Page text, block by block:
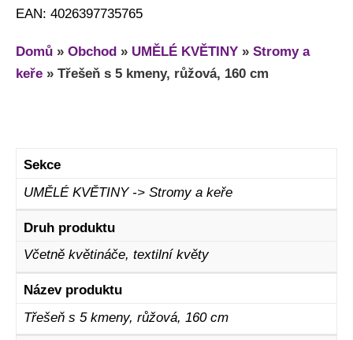
EAN: 4026397735765
Domů » Obchod » UMĚLÉ KVĚTINY » Stromy a
keře » Třešeň s 5 kmeny, růžová, 160 cm
Sekce
UMĚLÉ KVĚTINY -> Stromy a keře
Druh produktu
Včetně květináče, textilní květy
Název produktu
Třešeň s 5 kmeny, růžová, 160 cm